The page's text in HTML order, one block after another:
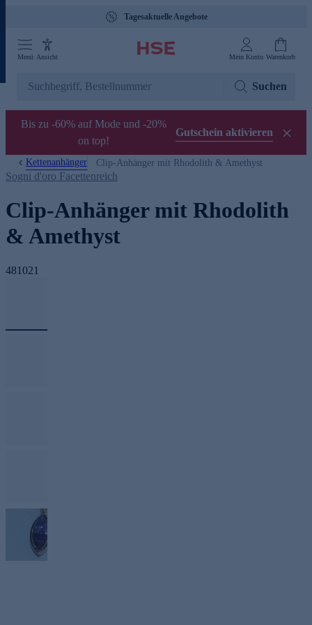
Tagesaktuelle Angebote
Menü Ansicht Mein Konto Warenkorb
Suchen
Bis zu -60% auf Mode und -20%
on top!
Gutschein aktivieren
Kettenanhänger Clip-Anhänger mit Rhodolith & Amethyst
Sogni d'oro Facettenreich
Clip-Anhänger mit Rhodolith
& Amethyst
481021